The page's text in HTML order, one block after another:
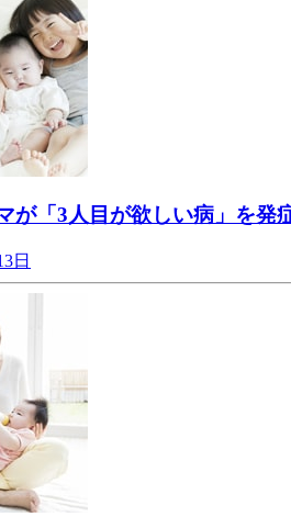
が「3人目が欲しい病」を発
日